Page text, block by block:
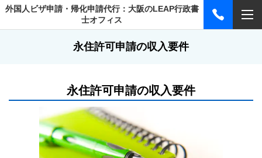
外国人ビザ申請・帰化申請代行：大阪のLEAP行政書
士オフィス
永住許可申請の収入要件
永住許可申請の収入要件